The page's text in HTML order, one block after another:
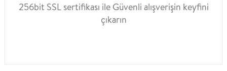
256bit SSL sertifikası ile Güvenli alışverişin keyfini
çıkarın